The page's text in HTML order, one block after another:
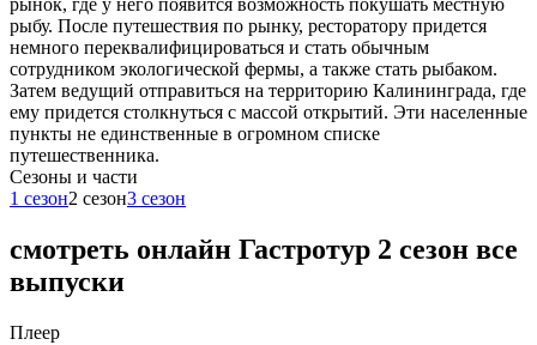
рынок, где у него появится возможность покушать местную
рыбу. После путешествия по рынку, ресторатору придется
немного переквалифицироваться и стать обычным
сотрудником экологической фермы, а также стать рыбаком.
Затем ведущий отправиться на территорию Калининграда, где
ему придется столкнуться с массой открытий. Эти населенные
пункты не единственные в огромном списке
путешественника.
Cезоны и части
1 сезон2 сезон3 сезон
смотреть онлайн Гастротур 2 сезон все
выпуски
Плеер